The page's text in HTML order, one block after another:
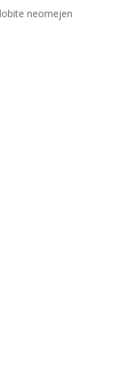
neomejen